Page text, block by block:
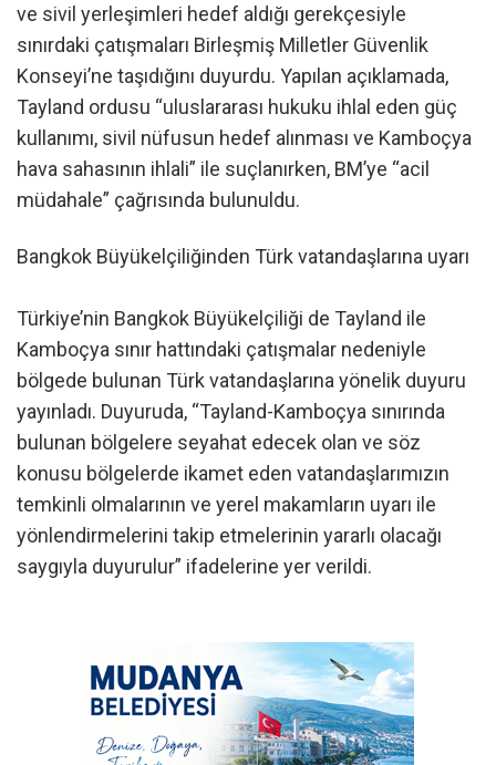
ve sivil yerleşimleri hedef aldığı gerekçesiyle
sınırdaki çatışmaları Birleşmiş Milletler Güvenlik
Konseyi’ne taşıdığını duyurdu. Yapılan açıklamada,
Tayland ordusu “uluslararası hukuku ihlal eden güç
kullanımı, sivil nüfusun hedef alınması ve Kamboçya
hava sahasının ihlali” ile suçlanırken, BM’ye “acil
müdahale” çağrısında bulunuldu.
Bangkok Büyükelçiliğinden Türk vatandaşlarına uyarı
Türkiye’nin Bangkok Büyükelçiliği de Tayland ile
Kamboçya sınır hattındaki çatışmalar nedeniyle
bölgede bulunan Türk vatandaşlarına yönelik duyuru
yayınladı. Duyuruda, “Tayland-Kamboçya sınırında
bulunan bölgelere seyahat edecek olan ve söz
konusu bölgelerde ikamet eden vatandaşlarımızın
temkinli olmalarının ve yerel makamların uyarı ile
yönlendirmelerini takip etmelerinin yararlı olacağı
saygıyla duyurulur” ifadelerine yer verildi.